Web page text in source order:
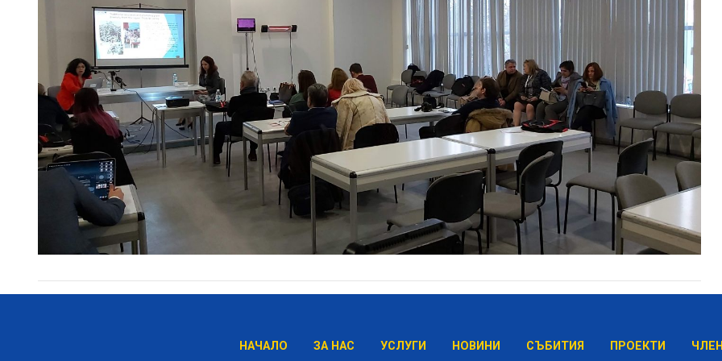
НАЧАЛО ЗА НАС УСЛУГИ НОВИНИ СЪБИТИЯ ПРОЕКТИ